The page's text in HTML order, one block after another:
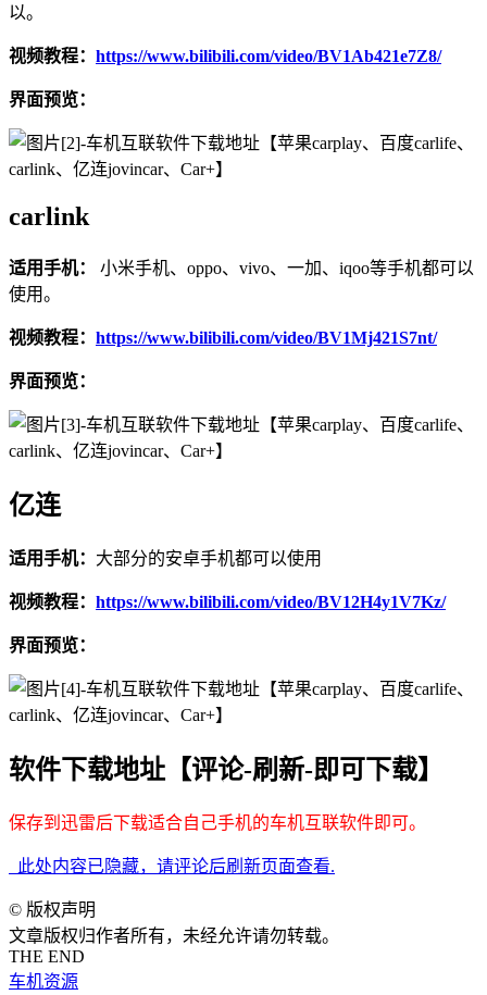
以。
视频教程： https://www.bilibili.com/video/BV1Ab421e7Z8/
界面预览：
carlink
适用手机： 小米手机、oppo、vivo、一加、iqoo等手机都可以
使用。
视频教程： https://www.bilibili.com/video/BV1Mj421S7nt/
界面预览：
亿连
适用手机： 大部分的安卓手机都可以使用
视频教程： https://www.bilibili.com/video/BV12H4y1V7Kz/
界面预览：
软件下载地址【评论-刷新-即可下载】
保存到迅雷后下载适合自己手机的车机互联软件即可。
此处内容已隐藏，请评论后刷新页面查看.
© 版权声明
文章版权归作者所有，未经允许请勿转载。
THE END
车机资源